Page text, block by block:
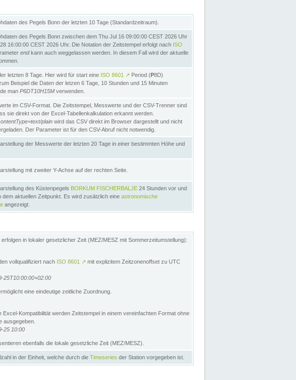
des Pegels Bonn der letzten 10 Tage (Standardzeitraum).
des Pegels Bonn zwischen dem Thu Jul 16 09:00:00 CEST 2026 Uhr
16:00:00 CEST 2026 Uhr. Die Notation der Zeitstempel erfolgt nach ISO
endkann auch weggelassen werden. In diesem Fall wird der aktuelle
letzten 8 Tage. Hier wird für start eine ISO 8601 ↗ Period (P8D)
Beispiel die Daten der letzen 6 Tage, 10 Stunden und 15 Minuten
man P6DT10H15M verwenden.
im CSV-Format. Die Zeitstempel, Messwerte und der CSV-Trenner sind
sie direkt von der Excel-Tabellenkalkulation erkannt werden.
plain wird das CSV direkt im Browser dargestellt und nicht
Der Parameter ist für den CSV-Abruf nicht notwendig.
der Messwerte der letzten 20 Tage in einer bestimmten Höhe und
mit zweiter Y-Achse auf der rechten Seite.
des Küstenpegels BORKUM FISCHERBALJE 24 Stunden vor und
dem aktuellen Zeitpunkt. Es wird zusätzlich eine astronomische
angezeigt.
erfolgen in lokaler gesetzlicher Zeit (MEZ/MESZ mit Sommerzeitumstellung):
vollqualifiziert nach ISO 8601 ↗ mit explizitem Zeitzonenoffset zu UTC
25T10:00:00+02:00
eine eindeutige zeitliche Zuordnung.
Excel-Kompatibilität werden Zeitstempel in einem vereinfachten Format ohne
ausgegeben.
25 10:00
ebenfalls die lokale gesetzliche Zeit (MEZ/MESZ).
in der Einheit, welche durch die Timeseries der Station vorgegeben ist.